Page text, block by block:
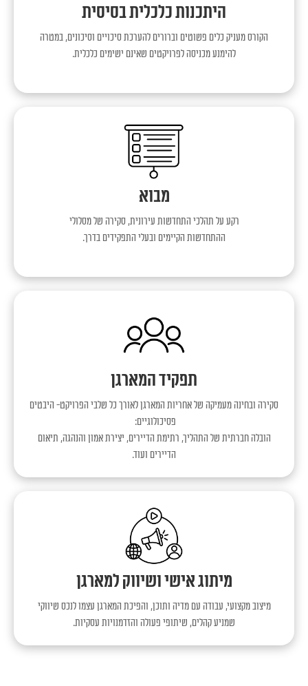
היתכנות כלכלית בסיסית
הקורס מעניק כלים פשוטים וברורים להערכת סיכויים וסיכונים, במטרה
להימנע מכניסה לפרויקטים שאינם ישימים כלכלית.
מבוא
רקע על תהלכי התחדשות עירונית, סקירה של מסלולי
ההתחדשות הקיימים ובעלי התפקידים בדרך.
תפקיד המארגן
סקירה ובחינה מעמיקה של אחריות המארגן לאורך כל שלבי הפרויקט- היבטים
פסיכולוגיים:
הובלה חברתית של התהליך, רתימת הדיירים, יצירת אמון והנהגה, תיאום
הדיירים ועוד.
מיתוג אישי ושיווק למארגן
מיצוב מקצועי, עבודה עם מדיה ותוכן, והפיכת המארגן עצמו לנכס שיווקי
שמניע קהלים, שיתופי פעולה והזדמנויות עסקיות.